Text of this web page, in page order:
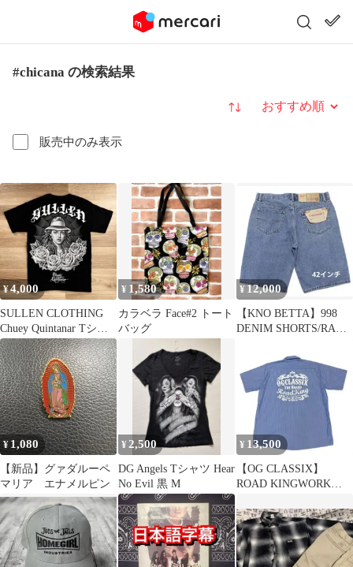
#chicana の検索結果
販売中のみ表示
並び替え
¥4,000
SULLEN CLOTHING
Chuey Quintanar Tシャ
ツ S
¥ 1,580
カラベラ Face#2 トート
バッグ
¥12,000
【KNO BETTA】998
DENIM SHORTS/RAW
¥ 1,080
【新品】グァダルーペ
マリア エナメルピン
¥ 2,500
DG Angels Tシャツ Hear
No Evil 黒 M
¥ 13,500
【OG CLASSIX】
ROAD KINGWORK